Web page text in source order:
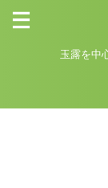
玉露を中